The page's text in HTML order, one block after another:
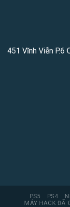
451 Vĩnh Viễn P.6
PS5 PS4
MÁY HACK ĐÃ